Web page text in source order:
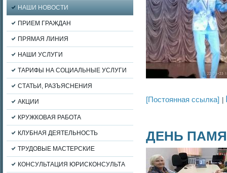
НАШИ НОВОСТИ
ПРИЕМ ГРАЖДАН
ПРЯМАЯ ЛИНИЯ
НАШИ УСЛУГИ
ТАРИФЫ НА СОЦИАЛЬНЫЕ УСЛУГИ
СТАТЬИ, РАЗЪЯСНЕНИЯ
АКЦИИ
КРУЖКОВАЯ РАБОТА
КЛУБНАЯ ДЕЯТЕЛЬНОСТЬ
ТРУДОВЫЕ МАСТЕРСКИЕ
КОНСУЛЬТАЦИЯ ЮРИСКОНСУЛЬТА
[Постоянная ссылка]
ДЕНЬ